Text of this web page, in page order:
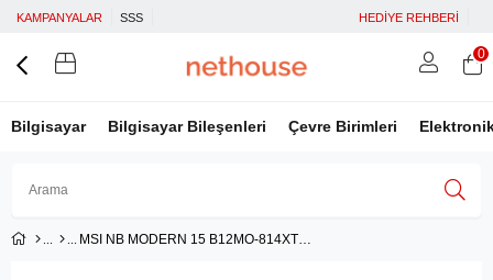
KAMPANYALAR SSS HEDİYE REHBERİ
Bilgisayar Bilgisayar Bileşenleri Çevre Birimleri
0
MSI NB MODERN 15 B12MO-814XTR I7-1255U 16GB DDR4 UMA 512GB SSD 15.6 FHD DOS LACIVERT